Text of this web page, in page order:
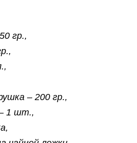
гр.,
– 200 гр.,
1 шт.,